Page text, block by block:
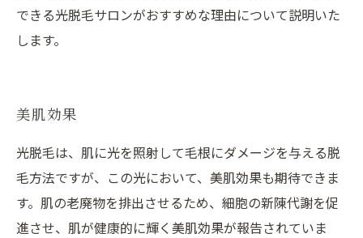
できる光脱毛サロンがおすすめな理由について説明いた
します。
美肌効果
光脱毛は、肌に光を照射して毛根にダメージを与える脱
毛方法ですが、この光において、美肌効果も期待できま
す。肌の老廃物を排出させるため、細胞の新陳代謝を促
進させ、肌が健康的に輝く美肌効果が報告されていま